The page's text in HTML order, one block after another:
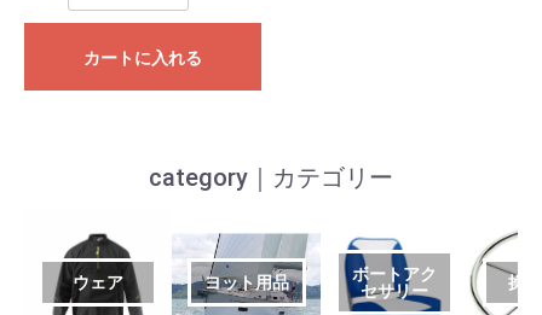
カートに入れる
category｜カテゴリー
ウェア ヨット用品
ボートアク
セサリー
操